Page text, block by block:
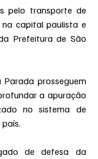
pelo transporte de
capital paulista e
Prefeitura de São
prosseguem
a apuração
no sistema de
de defesa da